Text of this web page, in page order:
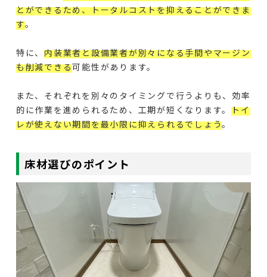
とができるため、トータルコストを抑えることができま
す。
特に、内装業者と設備業者が別々になる手間やマージン
も削減できる可能性があります。
また、それぞれを別々のタイミングで行うよりも、効率
的に作業を進められるため、工期が短くなります。トイ
レが使えない期間を最小限に抑えられるでしょう。
床材選びのポイント